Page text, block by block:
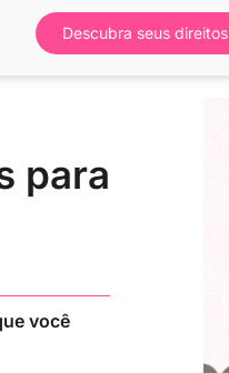
Descubra seus direitos
para
você